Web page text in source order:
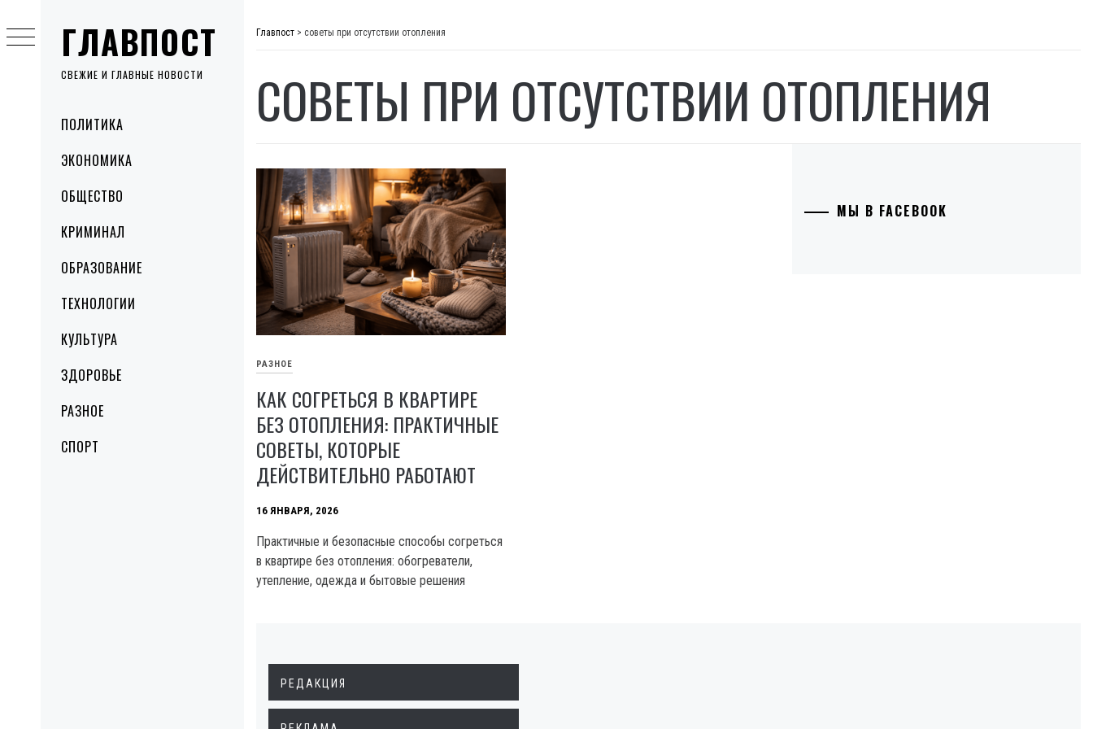
ГЛАВПОСТ
СВЕЖИЕ И ГЛАВНЫЕ НОВОСТИ
MenuПОЛИТИКА
ЭКОНОМИКА
ОБЩЕСТВО
КРИМИНАЛ
ОБРАЗОВАНИЕ
ТЕХНОЛОГИИ
КУЛЬТУРА
ЗДОРОВЬЕ
РАЗНОЕ
СПОРТ
to
content
Главпост > советы при отсутствии отопления
СОВЕТЫ ПРИ ОТСУТСТВИИ ОТОПЛЕНИЯ
РАЗНОЕ
КАК СОГРЕТЬСЯ В КВАРТИРЕ
БЕЗ ОТОПЛЕНИЯ: ПРАКТИЧНЫЕ
СОВЕТЫ, КОТОРЫЕ
ДЕЙСТВИТЕЛЬНО РАБОТАЮТ
16 ЯНВАРЯ, 2026
Практичные и безопасные способы согреться
в квартире без отопления: обогреватели,
утепление, одежда и бытовые решения
МЫ В FACEBOOK
РЕДАКЦИЯ